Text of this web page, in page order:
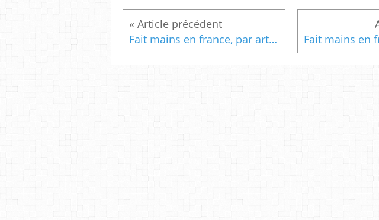
Fait mains en france, par artiste peintre,aquarelle originale isabelle k,rouge vert rose violet,effet craquelé,pendentif breloque argenté,cabochon rectangle 18x25mm,2 anneaux,fourniture bijou mercerie,diy pendentif boucle oreille bracelet,boho bobo gothique,mode fashion punk,edouardien contemporain,art deco moderne,cadeau fete anniversaire,baroque